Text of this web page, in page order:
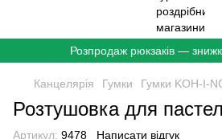
Розпродаж рюкзаків —
Канцелярія Гумки Гумки KOH-I-
Розтушовка для
Артикул: 9478 Написати відгук